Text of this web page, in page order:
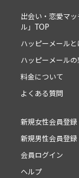
出会い・恋愛マ
ル」TOP
ハッピーメールと
ハッピーメールの
料金について
よくある質問
新規女性会員登録
新規男性会員登録
会員ログイン
ヘルプ